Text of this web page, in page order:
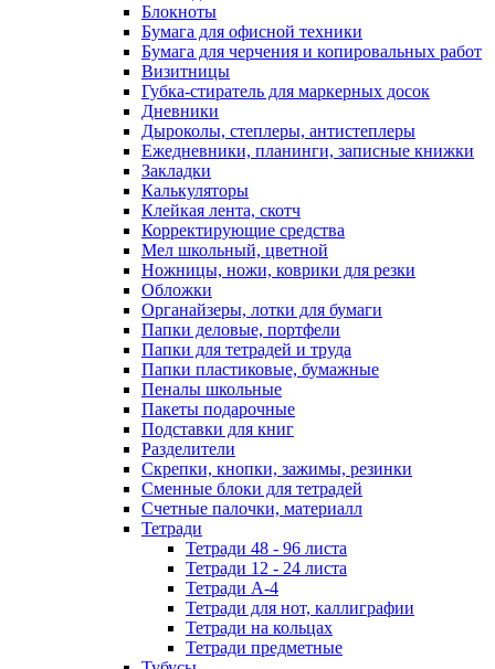
Блокноты
Бумага для офисной техники
Бумага для черчения и копировальных работ
Визитницы
Губка-стиратель для маркерных досок
Дневники
Дыроколы, степлеры, антистеплеры
Ежедневники, планинги, записные книжки
Закладки
Калькуляторы
Клейкая лента, скотч
Корректирующие средства
Мел школьный, цветной
Ножницы, ножи, коврики для резки
Обложки
Органайзеры, лотки для бумаги
Папки деловые, портфели
Папки для тетрадей и труда
Папки пластиковые, бумажные
Пеналы школьные
Пакеты подарочные
Подставки для книг
Разделители
Скрепки, кнопки, зажимы, резинки
Сменные блоки для тетрадей
Счетные палочки, материалл
Тетради
Тетради 48 - 96 листа
Тетради 12 - 24 листа
Тетради А-4
Тетради для нот, каллиграфии
Тетради на кольцах
Тетради предметные